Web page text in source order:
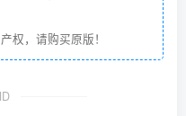
权，请购买原版！